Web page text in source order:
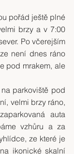
pořád ještě plné
brzy a v 7:00
Po včerejším
není dnes ráno
pod mrakem, ale
velmi brzy ráno,
auta
vzhůru a za
ze které je
ikonické skalní